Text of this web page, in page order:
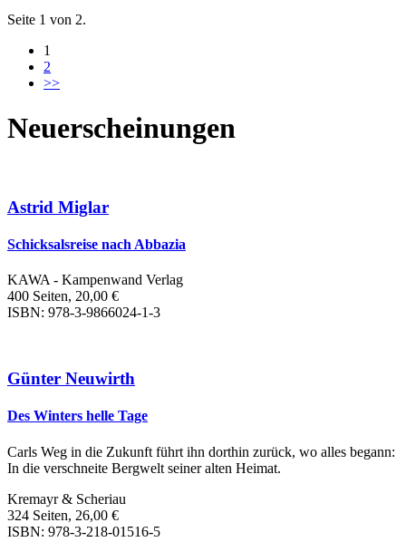
Seite 1 von 2.
1
2
>>
Neuerscheinungen
Astrid Miglar
Schicksalsreise nach Abbazia
KAWA - Kampenwand Verlag
400 Seiten, 20,00 €
ISBN: 978-3-9866024-1-3
Günter Neuwirth
Des Winters helle Tage
Carls Weg in die Zukunft führt ihn dorthin zurück, wo alles begann:
In die verschneite Bergwelt seiner alten Heimat.
Kremayr & Scheriau
324 Seiten, 26,00 €
ISBN: 978-3-218-01516-5